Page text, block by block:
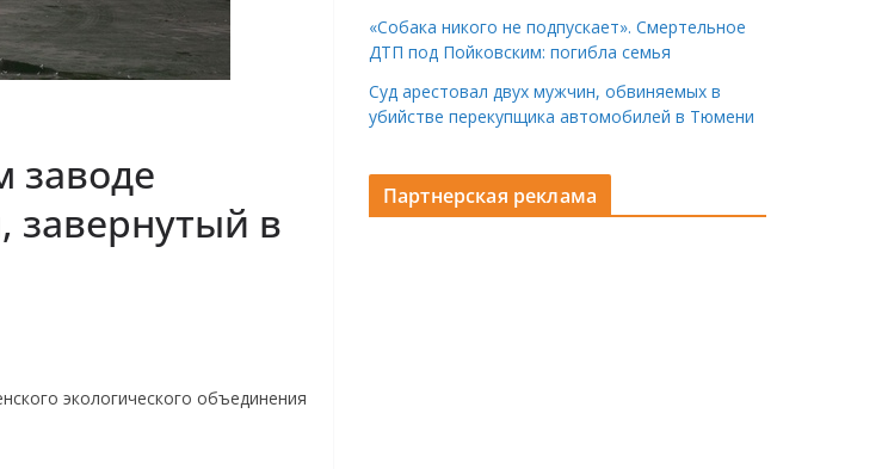
заводе
завернутый в
экологического объединения
«Собака никого не подпускает». Смертельное
ДТП под Пойковским: погибла семья
Суд арестовал двух мужчин, обвиняемых в
убийстве перекупщика автомобилей в Тюмени
Партнерская реклама